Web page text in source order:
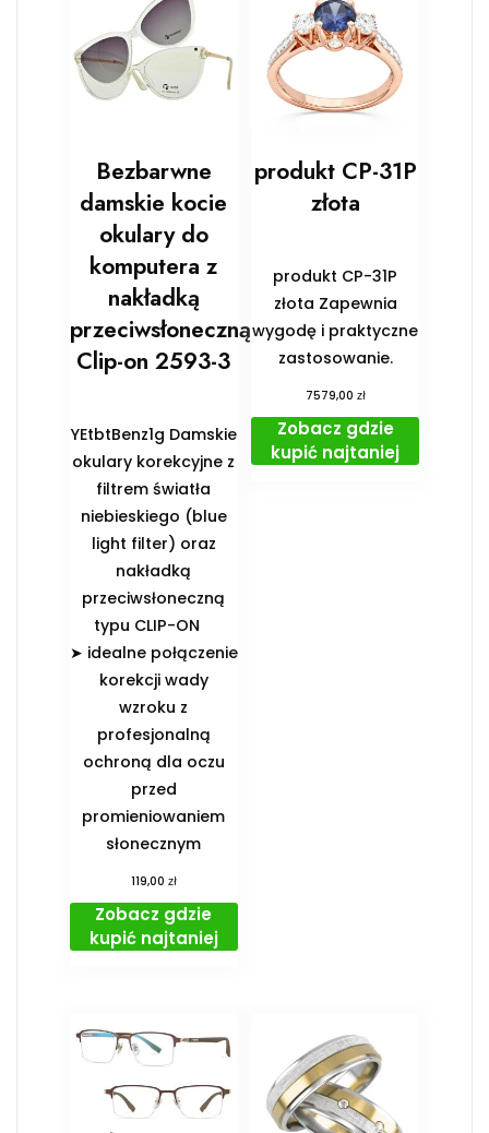
Bezbarwne
damskie kocie
okulary do
komputera z
nakładką
przeciwsłoneczną
Clip-on 2593-3
YEtbtBenz1g Damskie
okulary korekcyjne z
filtrem światła
niebieskiego (blue
light filter) oraz
nakładką
przeciwsłoneczną
typu CLIP-ON
➤ idealne połączenie
korekcji wady
wzroku z
profesjonalną
ochroną dla oczu
przed
promieniowaniem
słonecznym
119,00 zł
Zobacz gdzie
kupić najtaniej
produkt CP-31P
złota
produkt CP-31P
złota Zapewnia
wygodę i praktyczne
zastosowanie.
7579,00 zł
Zobacz gdzie
kupić najtaniej